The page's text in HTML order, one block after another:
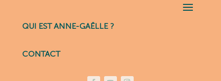
QUI EST ANNE-GAËLLE ?
CONTACT